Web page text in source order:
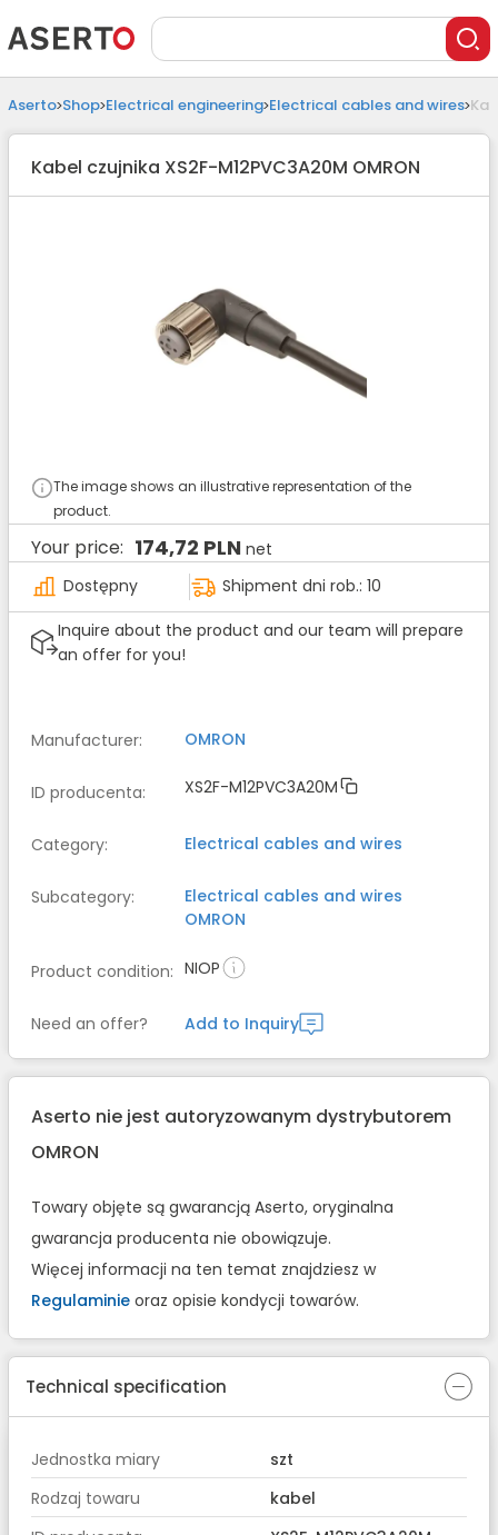
Aserto Shop Electrical engineering Electrical cables and wires
Kabel czujnika XS2F-M12PVC3A20M OMRON
The image shows an illustrative representation of the
product.
Your price: 174,72 PLN net
Dostępny
Shipment dni rob.: 10
Inquire about the product and our team will prepare
an offer for you!
Manufacturer: OMRON
ID producenta: XS2F-M12PVC3A20M
Category: Electrical cables and wires
Subcategory:
Electrical cables and wires
OMRON
Product condition: NIOP
Need an offer? Add to Inquiry
Aserto nie jest autoryzowanym dystrybutorem
OMRON
Towary objęte są gwarancją Aserto, oryginalna
gwarancja producenta nie obowiązuje.
Więcej informacji na ten temat znajdziesz w
Regulaminie oraz opisie kondycji towarów.
Technical specification
Jednostka miary
szt
Rodzaj towaru
kabel